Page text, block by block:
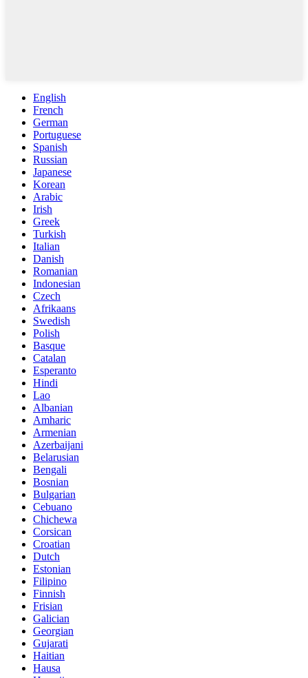
English
French
German
Portuguese
Spanish
Russian
Japanese
Korean
Arabic
Irish
Greek
Turkish
Italian
Danish
Romanian
Indonesian
Czech
Afrikaans
Swedish
Polish
Basque
Catalan
Esperanto
Hindi
Lao
Albanian
Amharic
Armenian
Azerbaijani
Belarusian
Bengali
Bosnian
Bulgarian
Cebuano
Chichewa
Corsican
Croatian
Dutch
Estonian
Filipino
Finnish
Frisian
Galician
Georgian
Gujarati
Haitian
Hausa